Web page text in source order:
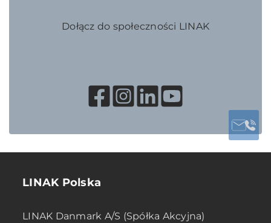
Dołącz do społeczności LINAK
LINAK Polska
LINAK Danmark A/S (Spółka Akcyjna)